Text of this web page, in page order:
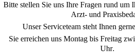
Bitte stellen Sie uns Ihre Fragen rund um
Arzt- und
Unser Serviceteam steht Ihnen
Sie erreichen uns Montag bis Freitag
Uhr.